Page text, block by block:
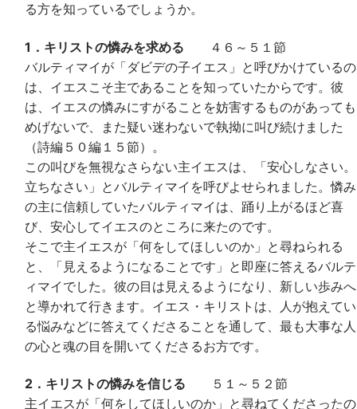
る方を知っているでしょうか。
1．キリストの憐みを求める ４６～５１節
バルティマイが「ダビデの子イエス」と呼びかけているの
は、イエスこそ主であることを知っていたからです。彼
は、イエスの憐みにすがることを妨害するものがあっても
めげないで、また疑い迷わないで執拗に叫び続けました
（詩編５０編１５節）。
この叫びを無視なさらない主イエスは、「安心しなさい。
立ちなさい」とバルティマイを呼びよせられました。憐み
の主に信頼していたバルティマイは、踊り上がるほど喜
び、安心してイエスのところに来たのです。
そこで主イエスが「何をしてほしいのか」と尋ねられる
と、「見えるようになることです」と即座に答えるバルテ
ィマイでした。彼の目は見えるようになり、新しい歩みへ
と導かれて行きます。イエス・キリストは、人が抱えてい
る悩みなどに答えてくださることを通して、最も大事な人
の心と魂の目を開いてくださるお方です。
2．キリストの憐みを信じる ５１～５２節
主イエスが「何をしてほしいのか」と尋ねてくださったの